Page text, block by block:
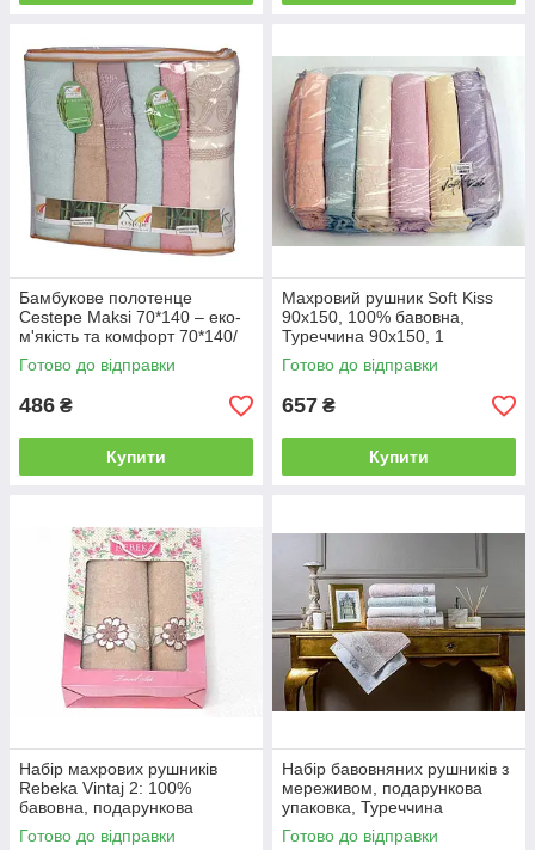
у
п
с
т
о
г
я
к
в
л
л
Вибрати
простирадло!
Набори махрових рушників для дітей
і дорослих!
Бамбукове полотенце
Cestepe Maksi 70*140 – еко-
м'якість та комфорт 70*140/
баня, 2
Готово до відправки
486 ₴
Купити
Махровий рушник Soft Kiss
90x150, 100% бавовна,
Туреччина 90x150, 1
Готово до відправки
657 ₴
Купити
Набір махрових рушників
Rebeka Vintaj 2: 100%
бавовна, подарункова
упаковка 2
Готово до відправки
Набір бавовняних рушників з
мереживом, подарункова
упаковка, Туреччина
молочний
Готово до відправки